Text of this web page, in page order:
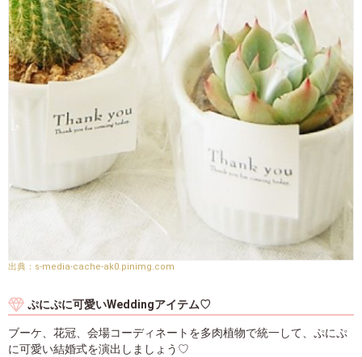
s-media-cache-ak0.pinimg.com
ぷにぷに可愛いWeddingアイテム♡
ブーケ、花冠、会場コーディネートを多肉植物で統一して、ぷにぷ
に可愛い結婚式を演出しましょう♡